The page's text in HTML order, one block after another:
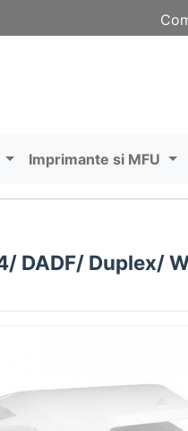
Imprimante si MFU
DADF/ Duplex/